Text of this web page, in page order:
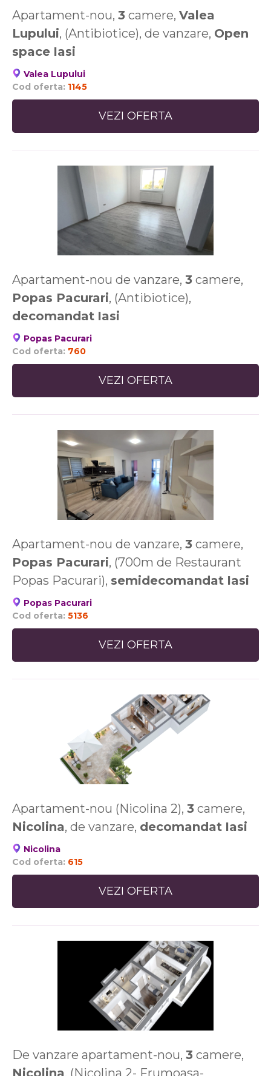
Apartament-nou, 3 camere, Valea
Lupului, (Antibiotice), de vanzare, Open
space Iasi
Valea Lupului
Cod oferta: 1145
VEZI OFERTA
Apartament-nou de vanzare, 3 camere,
Popas Pacurari, (Antibiotice),
decomandat Iasi
Popas Pacurari
Cod oferta: 760
VEZI OFERTA
Apartament-nou de vanzare, 3 camere,
Popas Pacurari, (700m de Restaurant
Popas Pacurari), semidecomandat Iasi
Popas Pacurari
Cod oferta: 5136
VEZI OFERTA
Apartament-nou (Nicolina 2), 3 camere,
Nicolina, de vanzare, decomandat Iasi
Nicolina
Cod oferta: 615
VEZI OFERTA
De vanzare apartament-nou, 3 camere,
Nicolina , (Nicolina 2- Frumoasa-